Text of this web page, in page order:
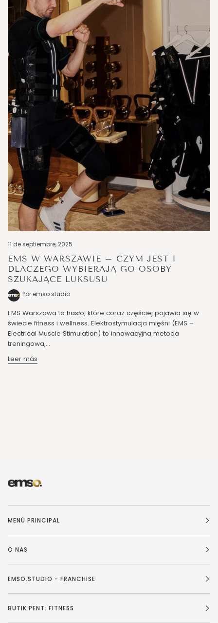
11 de septiembre, 2025
EMS W WARSZAWIE – CZYM JEST I
DLACZEGO WYBIERAJĄ GO OSOBY
SZUKAJĄCE LUKSUSU
Por emso studio
EMS Warszawa to hasło, które coraz częściej pojawia się w
świecie fitness i wellness. Elektrostymulacja mięśni (EMS –
Electrical Muscle Stimulation) to innowacyjna metoda
treningowa,...
Leer más
MENÚ PRINCIPAL
O NAS
EMSO.STUDIO - FRANCHISE
BUTIK PENT. FITNESS